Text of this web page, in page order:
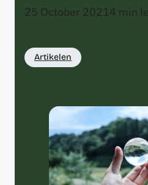
25 October 20214 min
Artikelen